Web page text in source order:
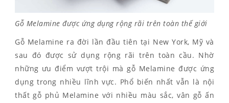
Gỗ Melamine được ứng dụng rộng rãi trên toàn thế giới
Gỗ Melamine ra đời lần đầu tiên tại New York, Mỹ và
sau đó được sử dụng rộng rãi trên toàn cầu. Nhờ
những ưu điểm vượt trội mà gỗ Melamine được ứng
dụng trong nhiều lĩnh vực. Phổ biến nhất vẫn là nội
thất gỗ phủ Melamine với nhiều màu sắc, vân gỗ ấn